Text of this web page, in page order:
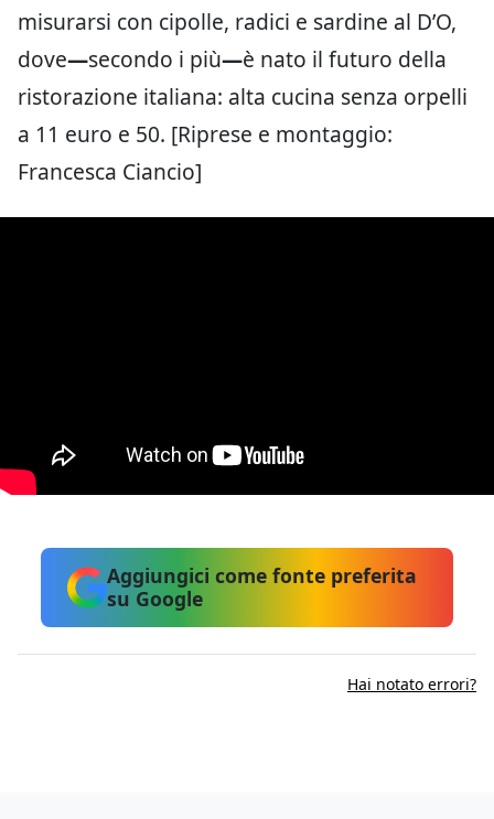
misurarsi con cipolle, radici e sardine al D’O,
dove—secondo i più—è nato il futuro della
ristorazione italiana: alta cucina senza orpelli
a 11 euro e 50. [Riprese e montaggio:
Francesca Ciancio]
Aggiungici come fonte preferita
su Google
Hai notato errori?